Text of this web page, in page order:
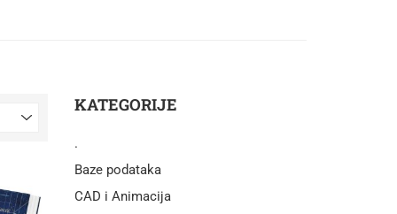
KATEGORIJE
.
Baze podataka
CAD i Animacija